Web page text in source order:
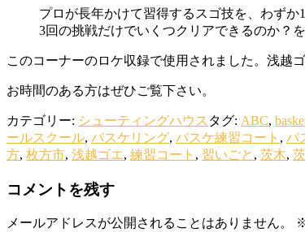
プロが長年かけて習得するスゴ技を、わず
3回の挑戦だけでいくつクリアできるのか？
このコーナーのロケ収録で使用されました。浅越
お時間のある方はぜひご覧下さい。
カテゴリー: シューティングハウス タグ: ABC,
ールスクール, バスケリング, バスケ練習コート , バ
方, 枚方市, 浅越ゴエ, 練習コート , 習いごと , 茨木,
コメントを残す
メールアドレスが公開されることはありません。